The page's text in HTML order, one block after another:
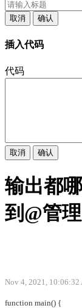
取消 确认
插入代码
代码
取消 确认
输出都
到@管
Nov 4, 2021, 10:06:32
function main() {